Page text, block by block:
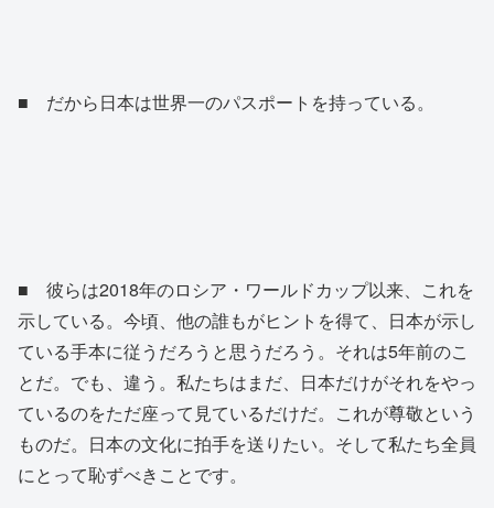
■ だから日本は世界一のパスポートを持っている。
■ 彼らは2018年のロシア・ワールドカップ以来、これを
示している。今頃、他の誰もがヒントを得て、日本が示し
ている手本に従うだろうと思うだろう。それは5年前のこ
とだ。でも、違う。私たちはまだ、日本だけがそれをやっ
ているのをただ座って見ているだけだ。これが尊敬という
ものだ。日本の文化に拍手を送りたい。そして私たち全員
にとって恥ずべきことです。